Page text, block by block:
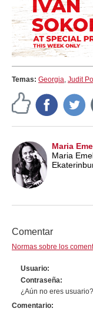
Temas: Georgia, Judit
Maria
Maria
Comentar
Normas sobre los
Usuario
Contraseña
¿Aún no eres usuario?
Comentario